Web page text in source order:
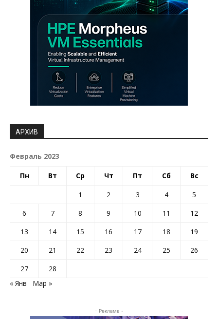
АРХИВ
Февраль 2023
Пн Вт Ср Чт Пт Сб Вс
1 2 3 4
5
6
7 8 9 10 11
12
13
14 15 16 17 18
19
20
21 22 23 24 25
26
27
28
« Янв
Мар »
- Реклама -